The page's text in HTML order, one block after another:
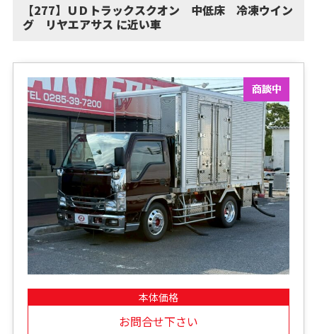
【277】ＵＤトラックスクオン 中低床 冷凍ウイン
グ リヤエアサス に近い車
本体価格
お問合せ下さい